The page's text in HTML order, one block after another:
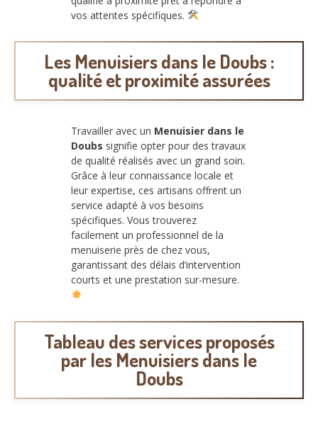
vos attentes spécifiques.
Les Menuisiers dans le Doubs :
qualité et proximité assurées
Travailler avec un Menuisier dans le
Doubs signifie opter pour des travaux
de qualité réalisés avec un grand soin.
Grâce à leur connaissance locale et
leur expertise, ces artisans offrent un
service adapté à vos besoins
spécifiques. Vous trouverez
facilement un professionnel de la
menuiserie près de chez vous,
garantissant des délais d’intervention
courts et une prestation sur-mesure.
Tableau des services proposés
par les Menuisiers dans le
Doubs